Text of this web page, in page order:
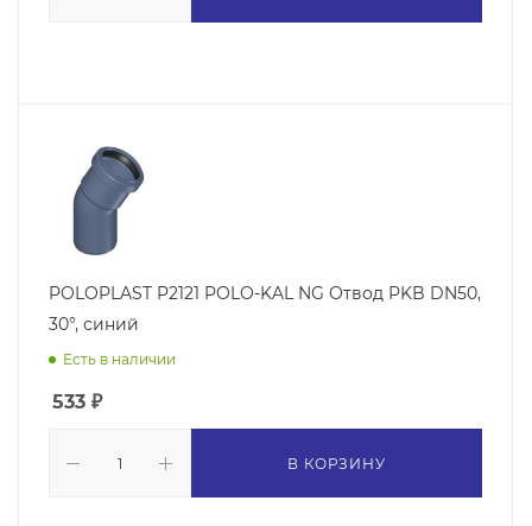
POLOPLAST P2121 POLO-KAL NG Отвод PKB DN50,
30°, синий
Есть в наличии
533 ₽
В КОРЗИНУ